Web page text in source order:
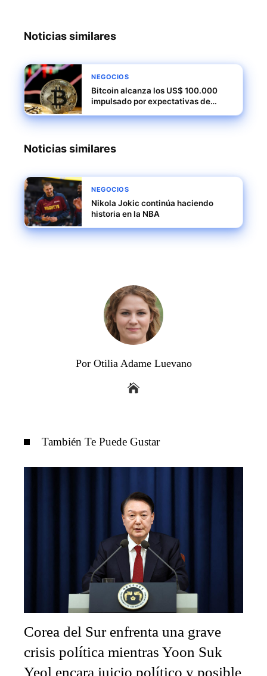
Noticias similares
NEGOCIOS
Bitcoin alcanza los US$ 100.000
impulsado por expectativas de
administración de Trump
Noticias similares
NEGOCIOS
Nikola Jokic continúa haciendo
historia en la NBA
Por Otilia Adame Luevano
También Te Puede Gustar
Corea del Sur enfrenta una grave
crisis política mientras Yoon Suk
Yeol encara juicio político y posible